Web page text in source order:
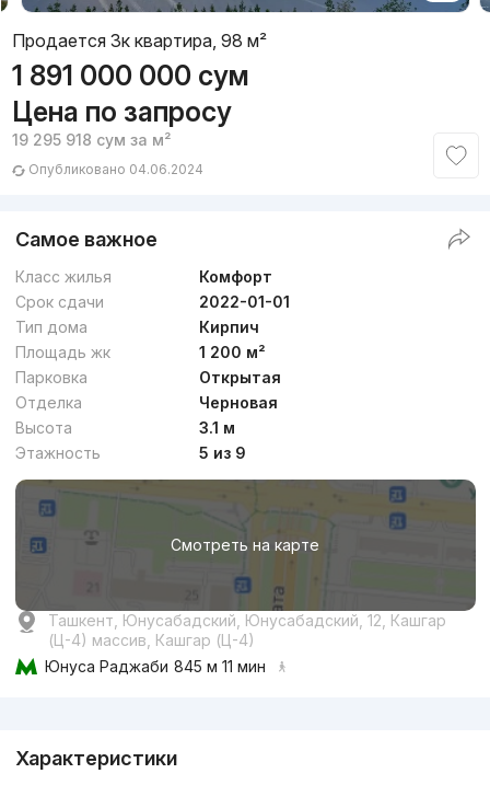
Продается 3к квартира, 98 м²
1 891 000 000 сум
Цена по запросу
19 295 918 сум за м²
Опубликовано 04.06.2024
Самое важное
Класс жилья
Комфорт
Срок сдачи
2022-01-01
Тип дома
Кирпич
Площадь жк
1 200 м²
Парковка
Открытая
Отделка
Черновая
Высота
3.1 м
Этажность
5 из 9
Смотреть на карте
Ташкент, Юнусабадский, Юнусабадский, 12, Кашгар
(Ц-4) массив, Кашгар (Ц-4)
Юнуса Раджаби 845 м 11 мин
Характеристики